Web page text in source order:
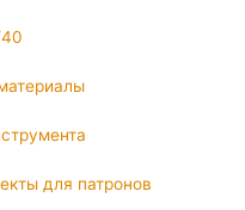
для патронов